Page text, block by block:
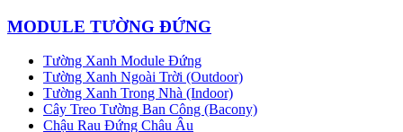
MODULE TƯỜNG ĐỨNG
Tường Xanh Module Đứng
Tường Xanh Ngoài Trời (Outdoor)
Tường Xanh Trong Nhà (Indoor)
Cây Treo Tường Ban Công (Bacony)
Chậu Rau Đứng Châu Âu